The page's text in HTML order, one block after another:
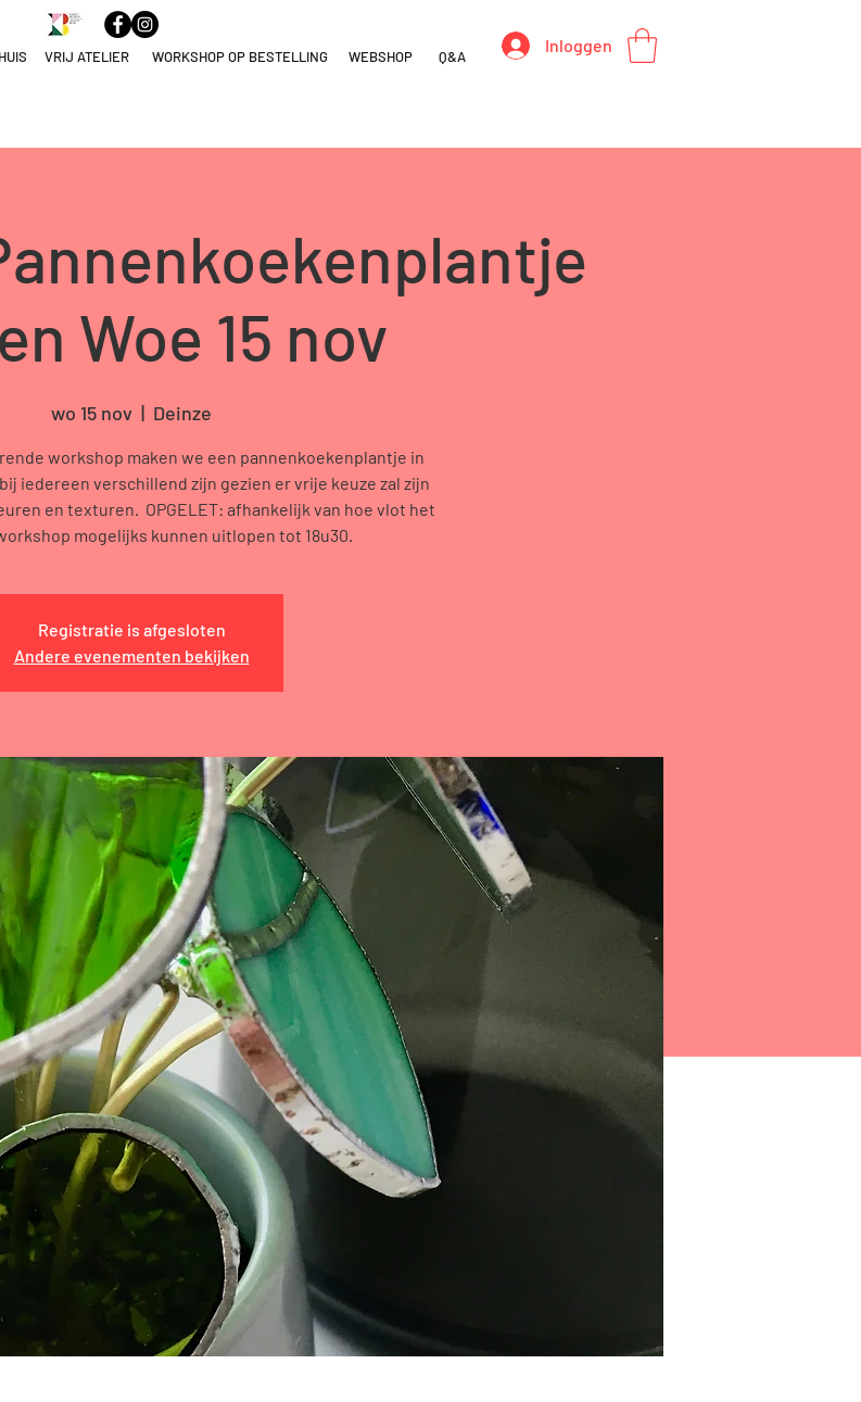
VRIJ ATELIER WORKSHOP OP BESTELLING WEBSHOP Q&A
Inloggen
Woe 15 nov
wo 15 nov
  |
Deinze
workshop maken we een pannenkoekenplantje in
iedereen verschillend zijn gezien er vrije keuze zal zijn
en texturen. OPGELET: afhankelijk van hoe vlot het
mogelijks kunnen uitlopen tot 18u30.
Registratie is afgesloten
Andere evenementen bekijken